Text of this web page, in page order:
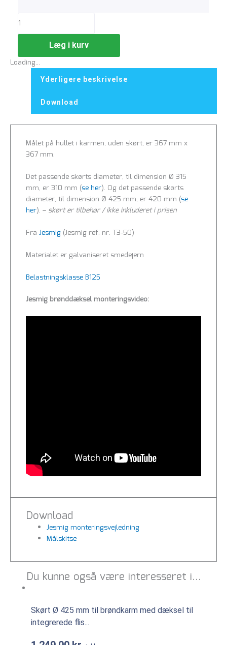
Læg i kurv
Loading...
Yderligere beskrivelse
Download
Målet på hullet i karmen, uden skørt, er 367 mm x
367 mm.
Det passende skørts diameter, til dimension Ø 315
mm, er 310 mm (se her). Og det passende skørts
diameter, til dimension Ø 425 mm, er 420 mm (se
her). – skørt er tilbehør / ikke inkluderet i prisen
Fra Jesmig (Jesmig ref. nr. T3-50)
Materialet er galvaniseret smedejern
Belastningsklasse B125
Jesmig brønddæksel monteringsvideo:
Download
Jesmig monteringsvejledning
Målskitse
Du kunne også være interesseret i…
Skørt Ø 425 mm til brøndkarm med dæksel til
integrerede flis...